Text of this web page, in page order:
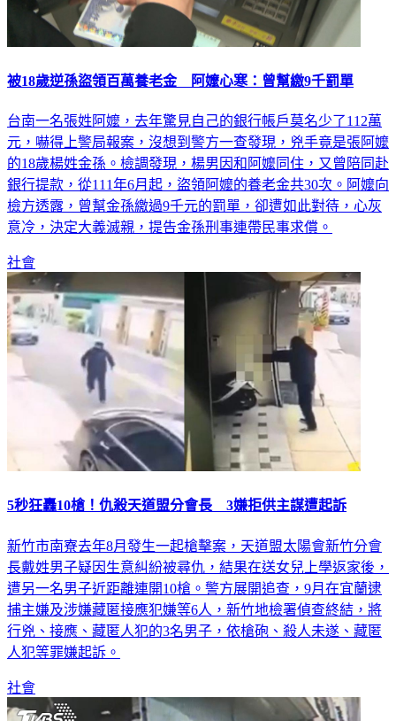
被18歲逆孫盜領百萬養老金 阿嬤心寒：曾幫繳9千罰單
台南一名張姓阿嬤，去年驚見自己的銀行帳戶莫名少了112萬
元，嚇得上警局報案，沒想到警方一查發現，兇手竟是張阿嬤
的18歲楊姓金孫。檢調發現，楊男因和阿嬤同住，又曾陪同赴
銀行提款，從111年6月起，盜領阿嬤的養老金共30次。阿嬤向
檢方透露，曾幫金孫繳過9千元的罰單，卻遭如此對待，心灰
意冷，決定大義滅親，提告金孫刑事連帶民事求償。
社會
5秒狂轟10槍！仇殺天道盟分會長 3嫌拒供主謀遭起訴
新竹市南寮去年8月發生一起槍擊案，天道盟太陽會新竹分會
長戴姓男子疑因生意糾紛被尋仇，結果在送女兒上學返家後，
遭另一名男子近距離連開10槍。警方展開追查，9月在宜蘭逮
捕主嫌及涉嫌藏匿接應犯嫌等6人，新竹地檢署偵查終結，將
行兇、接應、藏匿人犯的3名男子，依槍砲、殺人未遂、藏匿
人犯等罪嫌起訴。
社會